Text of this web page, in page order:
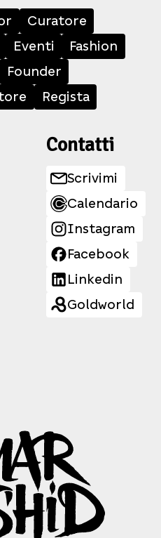
Curatore
Eventi
Fashion
Founder
Regista
Contatti
Scrivimi
Calendario
Instagram
Facebook
Linkedin
Goldworld